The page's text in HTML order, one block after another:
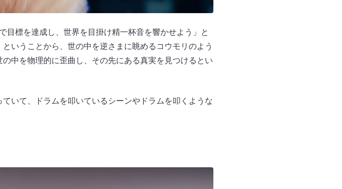
目標を達成し、世界を目掛け精一杯音を響かせよう」と
いうことから、世の中を逆さまに眺めるコウモリのよう
中を物理的に歪曲し、その先にある真実を見つけるとい
いて、ドラムを叩いているシーンやドラムを叩くような